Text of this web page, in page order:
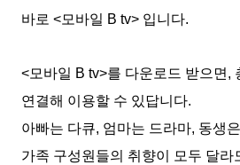
바로 <모바일 B tv> 입니다.
<모바일 B tv>를 다운로드 받으면,
연결해 이용할 수 있답니다.
아빠는 다큐, 엄마는 드라마, 동생
가족 구성원들의 취향이 모두 달라